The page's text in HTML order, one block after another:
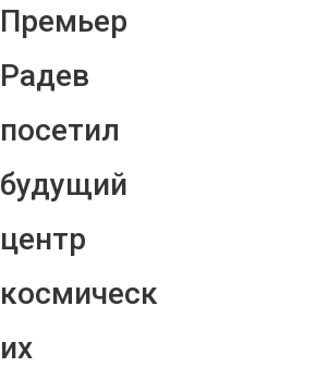
Премьер
Радев
посетил
будущий
центр
космическ
их